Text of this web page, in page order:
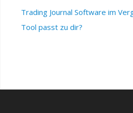
Trading Journal Software im
Tool passt zu dir?